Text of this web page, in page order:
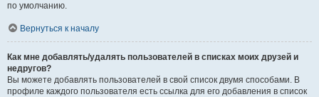
по умолчанию.
Вернуться к началу
Как мне добавлять/удалять пользователей в списках моих друзей и
недругов?
Вы можете добавлять пользователей в свой список двумя способами. В
профиле каждого пользователя есть ссылка для его добавления в список